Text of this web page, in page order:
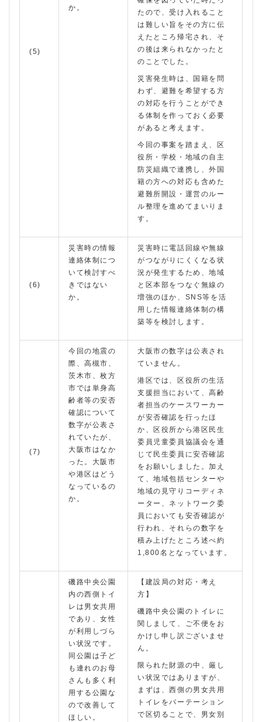
(5)
か。
たので、受け入れること
は難しい旨をその方に伝
えたところ帰宅され、そ
の後は来られなかったと
のことでした。
災害発生時は、国籍を問
わず、避難を希望する方
の対応を行うことができ
る体制を作っておく必要
があると考えます。
今回の事案を踏まえ、区
役所・学校・地域の自主
防災組織で連携し、外国
籍の方への対応も含めた
避難所開設・運営のルー
ル整理を進めてまいりま
す。
(6)
災害時の情報
連絡体制につ
いて検討すべ
きではない
か。
災害時に電話回線や無線
がつながりにくくなる状
況が発生するため、地域
と区本部をつなぐ無線の
増強のほか、SNS等を活
用した情報連絡体制の構
築等を検討します。
(7)
今回の地震の
際、高槻市、
茨木市、枚方
市では単身高
齢者等の安否
確認について
数字が公表さ
れていたが、
大阪市はなか
った。大阪市
や港区はどう
なっているの
か。
大阪市の数字は公表され
ていません。
港区では、区役所の生活
支援担当において、高齢
者担当のケースワーカー
が安否確認を行ったほ
か、区役所から港区民生
委員児童委員協議会を通
じて民生委員に安否確認
をお願いしました。加え
て、地域包括センターや
地域の見守りコーディネ
ーター、ネットワーク委
員においても安否確認が
行われ、それらの数字を
積み上げたところ述べ約
1,800名となっています。
磯路中央公園
内の西側トイ
レは男女共用
であり、女性
が利用しづら
い状況です。
同公園は子ど
も連れのお母
さんも多く利
用する公園な
ので改善して
ほしい。
【建設局の対応・考え
方】
磯路中央公園のトイレに
関しまして、ご不便をお
かけし申し訳ございませ
ん。
限られた財源の中、厳し
い状況ではありますが、
まずは、西側の男女共用
トイレをパーテーション
で区切ることで、男女別